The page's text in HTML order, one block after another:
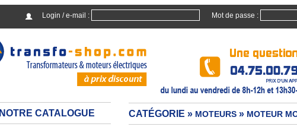
Login / e-mail : Mot de passe :
NOTRE CATALOGUE CATÉGORIE » MOTEURS » MOTEUR